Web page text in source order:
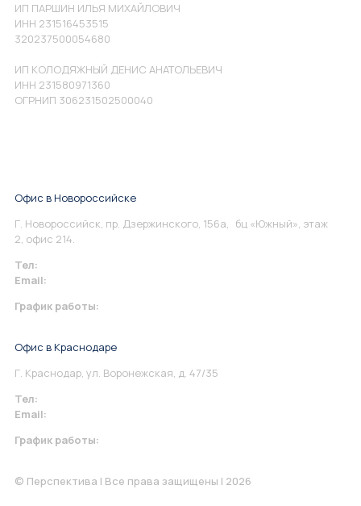
ИП ПАРШИН ИЛЬЯ МИХАЙЛОВИЧ
ИНН 231516453515
320237500054680
ИП КОЛОДЯЖНЫЙ ДЕНИС АНАТОЛЬЕВИЧ
ИНН 231580971360
ОГРНИП 306231502500040
Офис в Новороссийске
Г. Новороссийск, пр. Дзержинского, 156а, бц «Южный», этаж
2, офис 214.
Тел:
Email:
График работы:
Офис в Краснодаре
Г. Краснодар, ул. Воронежская, д. 47/35
Тел:
Email:
График работы:
© Перспектива | Все права защищены | 2026